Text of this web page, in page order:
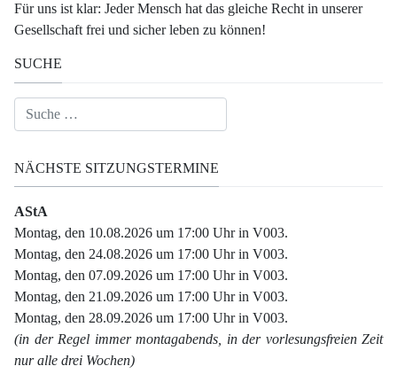
Für uns ist klar: Jeder Mensch hat das gleiche Recht in unserer
Gesellschaft frei und sicher leben zu können!
SUCHE
Suchen
NÄCHSTE SITZUNGSTERMINE
AStA
Montag, den 10.08.2026 um 17:00 Uhr in V003.
Montag, den 24.08.2026 um 17:00 Uhr in V003.
Montag, den 07.09.2026 um 17:00 Uhr in V003.
Montag, den 21.09.2026 um 17:00 Uhr in V003.
Montag, den 28.09.2026 um 17:00 Uhr in V003.
(in der Regel immer montagabends, in der vorlesungsfreien Zeit
nur alle drei Wochen)